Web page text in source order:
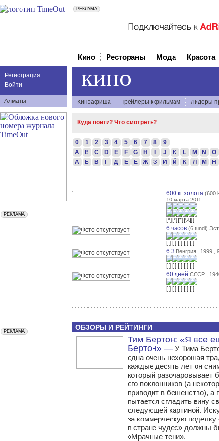
Регистрация
Войти
Алматы
Кино Рестораны Мода Красота
кино
Киноафиша Трейлеры к фильмам Лидеры
Куда пойти? Что смотреть?
0 1 2 3 4 5 6 7 8
9
A
B C D E F G H J K L M N
O
А
Б В Г Д Е Ё Ж З И Й К Л М Н
600 кг золота (600
10 марта 2011
6 часов (6 tundi)
6:3 Венгрия , 1999 ,
60 дней СССР ,
ОБЗОРЫ И РЕЙТИНГИ
Тим Бертон: «Я все
Бертон» — У Тима
одна очень нехорошая
каждые десять лет он
который разочаровывает
его поклонников (а
приводит в бешенство), а
пытается сгладить вину
следующей картиной.
за коммерческую поделку
в стране чудес» должны
«Мрачные тени».